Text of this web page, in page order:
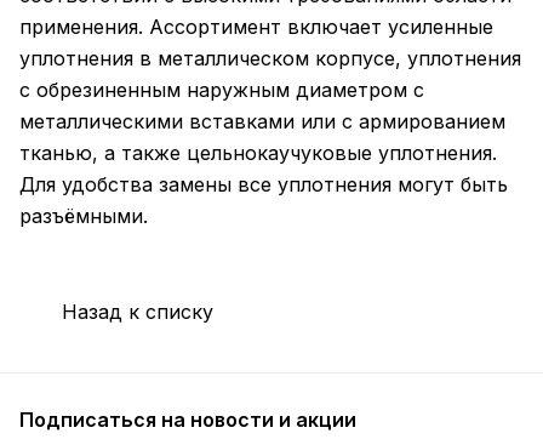
применения. Ассортимент включает усиленные
уплотнения в металлическом корпусе, уплотнения
с обрезиненным наружным диаметром с
металлическими вставками или с армированием
тканью, а также цельнокаучуковые уплотнения.
Для удобства замены все уплотнения могут быть
разъёмными.
Назад к списку
Подписаться на новости и акции